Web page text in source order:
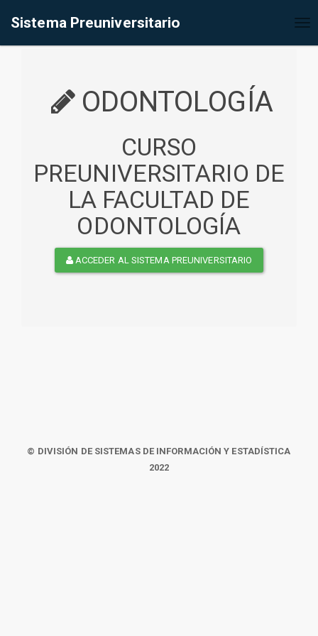
Sistema Preuniversitario
ODONTOLOGÍA
CURSO
PREUNIVERSITARIO DE
LA FACULTAD DE
ODONTOLOGÍA
ACCEDER AL SISTEMA PREUNIVERSITARIO
© DIVISIÓN DE SISTEMAS DE INFORMACIÓN Y ESTADÍSTICA
2022